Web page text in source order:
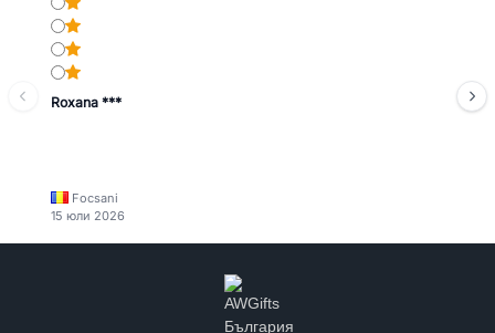
Roxana ***
Focsani
15 юли 2026